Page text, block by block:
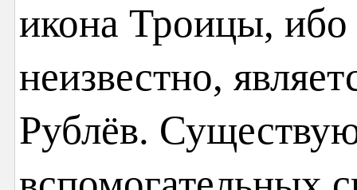
икона Троицы, ибо
неизвестно,
Рублёв.